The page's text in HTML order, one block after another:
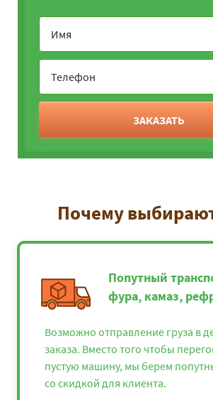
ЗАКАЗАТЬ
Почему
Попутный
фура, камаз,
Возможно отправление груза в
заказа. Вместо того чтобы
пустую машину, мы берем
со скидкой для клиента.